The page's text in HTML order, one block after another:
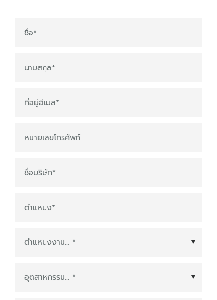
ชื่อ*
นามสกุล*
ที่อยู่อีเมล*
หมายเลขโทรศัพท์
ชื่อบริษัท*
ตำแหน่ง*